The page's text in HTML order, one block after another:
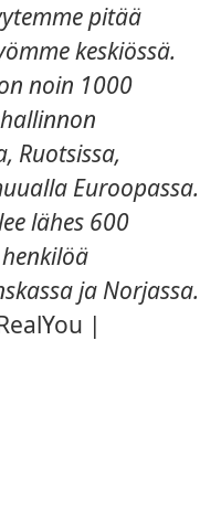
pitää
keskiössä.
noin 1000
Ruotsissa,
Euroopassa.
lähes 600
ja Norjassa.
|